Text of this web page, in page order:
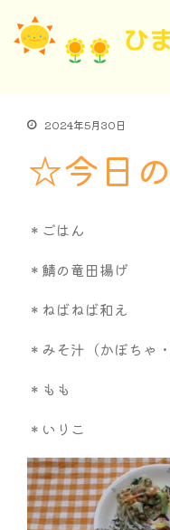
2024年5月30日
☆今日
＊ごはん
＊鯖の竜田揚げ
＊ねばねば和え
＊みそ汁（かぼちゃ
＊もも
＊いりこ